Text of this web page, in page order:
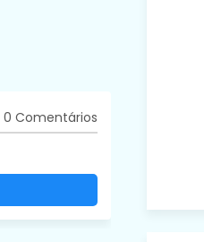
0 Comentários